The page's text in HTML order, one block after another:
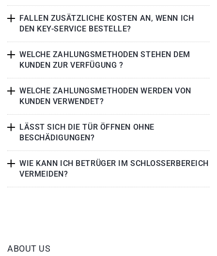
FALLEN ZUSÄTZLICHE KOSTEN AN, WENN ICH
DEN KEY-SERVICE BESTELLE?
WELCHE ZAHLUNGSMETHODEN STEHEN DEM
KUNDEN ZUR VERFÜGUNG ?
WELCHE ZAHLUNGSMETHODEN WERDEN VON
KUNDEN VERWENDET?
LÄSST SICH DIE TÜR ÖFFNEN OHNE
BESCHÄDIGUNGEN?
WIE KANN ICH BETRÜGER IM SCHLOSSERBEREICH
VERMEIDEN?
ABOUT US